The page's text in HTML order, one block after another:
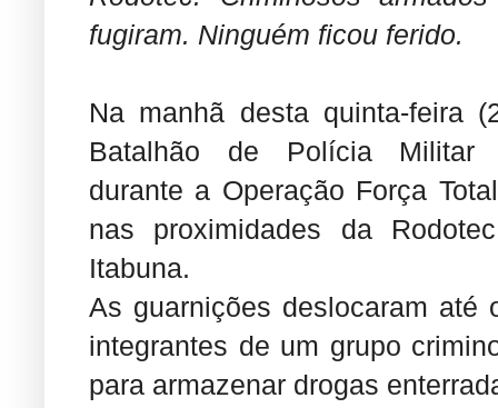
fugiram. Ninguém ficou ferido.
Na manhã desta quinta-feira
Batalhão de Polícia Militar
durante a Operação Força
nas proximidades da
Itabuna.
As guarnições deslocaram
integrantes de um grupo
para armazenar drogas